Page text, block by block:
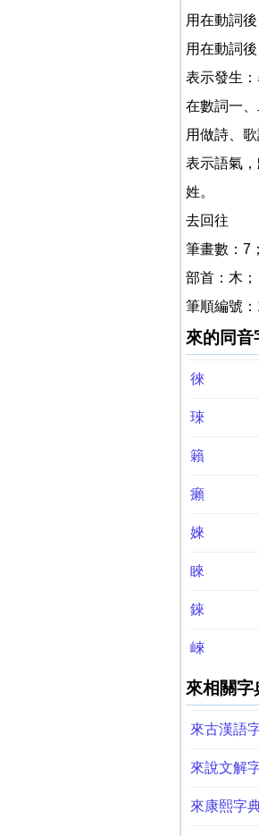
用在動詞
用在動詞
表示發生：
在數詞一
用做詩、
表示語氣，
姓。
去回往
筆畫數：7；
部首：木；
筆順編號
來的同音
徠
琜
籟
癩
婡
睞
錸
崍
來相關字
來古漢語
來說文解
來康熙字